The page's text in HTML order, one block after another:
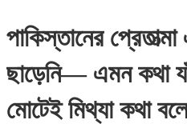
পাকিস্তানের
ছাড়েনি— এমন কথা
মোটেই মিথ্যা কথা